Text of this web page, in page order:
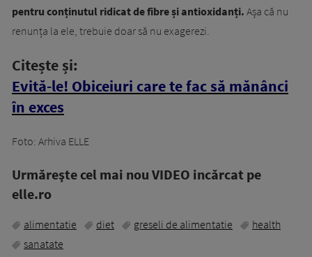
pentru conținutul ridicat de fibre și antioxidanți. Așa că nu
renunța la ele, trebuie doar să nu exagerezi.
Citește și:
Evită-le! Obiceiuri care te fac să mănânci
în exces
Foto: Arhiva ELLE
Urmăreşte cel mai nou VIDEO incărcat pe
elle.ro
alimentatie diet greseli de alimentatie
health
sanatate